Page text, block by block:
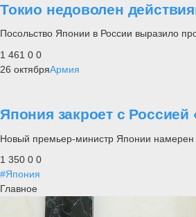
Токио недоволен
Посольство Японии в России выразило
1 461 0 0
26 октябряАрмия
Япония закроет с
Новый премьер-министр Японии намерен
1 350 0 0
#Япония
Главное